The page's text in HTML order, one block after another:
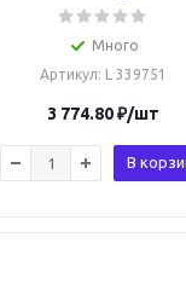
Много
Артикул: L 339751
3 774.80₽/шт
В